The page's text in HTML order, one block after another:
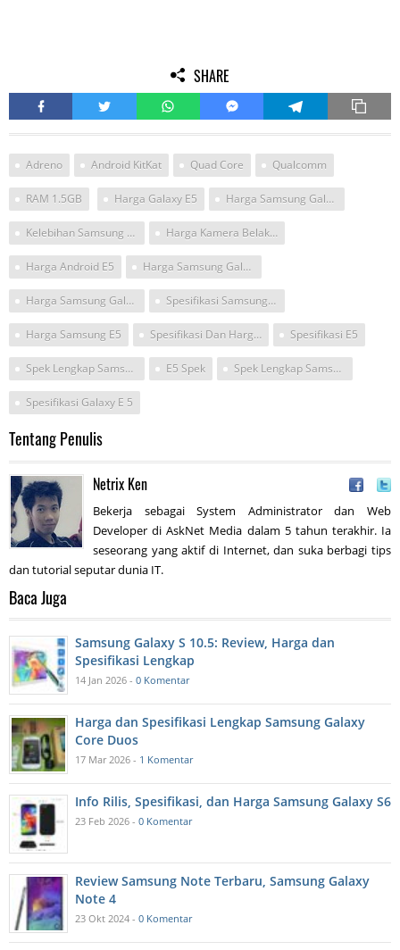
SHARE
Adreno Android KitKat Quad Core Qualcomm
RAM 1.5GB Harga Galaxy E5 Harga Samsung Galaxy On 5
Kelebihan Samsung E5 Harga Kamera Belakang Samsung E 5
Harga Android E5 Harga Samsung Galaxy E5
Harga Samsung Galaxy E5 Ram 1 5 Gb Spesifikasi Samsung Galaxy E5
Harga Samsung E5 Spesifikasi Dan Harga Samsung E5 Spesifikasi E5
Spek Lengkap Samsung E5 E5 Spek Spek Lengkap Samsung E5 2017
Spesifikasi Galaxy E 5
Tentang Penulis
Netrix Ken
Bekerja sebagai System Administrator dan Web
Developer di AskNet Media dalam 5 tahun terakhir. Ia
seseorang yang aktif di Internet, dan suka berbagi tips
dan tutorial seputar dunia IT.
Baca Juga
Samsung Galaxy S 10.5: Review, Harga dan
Spesifikasi Lengkap
14 Jan 2026 - 0 Komentar
Harga dan Spesifikasi Lengkap Samsung Galaxy
Core Duos
17 Mar 2026 - 1 Komentar
Info Rilis, Spesifikasi, dan Harga Samsung Galaxy S6
23 Feb 2026 - 0 Komentar
Review Samsung Note Terbaru, Samsung Galaxy
Note 4
23 Okt 2024 - 0 Komentar